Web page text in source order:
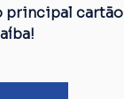
principal cartão